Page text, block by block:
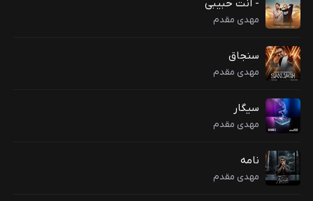
- انت حبیبی
مهدی مقدم
سنجاق
مهدی مقدم
سیگار
مهدی مقدم
نامه
مهدی مقدم